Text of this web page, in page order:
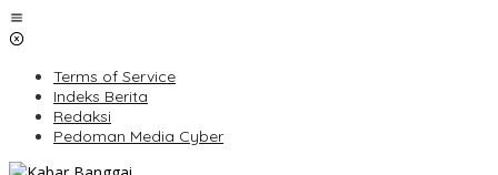
Lewati
ke
Terms of Service
Indeks Berita
Redaksi
Pedoman Media Cyber